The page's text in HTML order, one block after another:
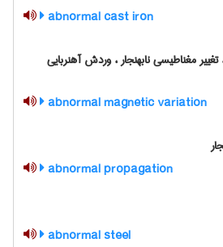
abnormal cast iron
مغناطیسی نابهنجار ، وردش آهنربایی
abnormal magnetic variation
abnormal propagation
abnormal steel